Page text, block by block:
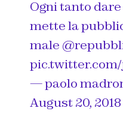
Ogni tanto
mette la
male
— paolo
August 20, 2018